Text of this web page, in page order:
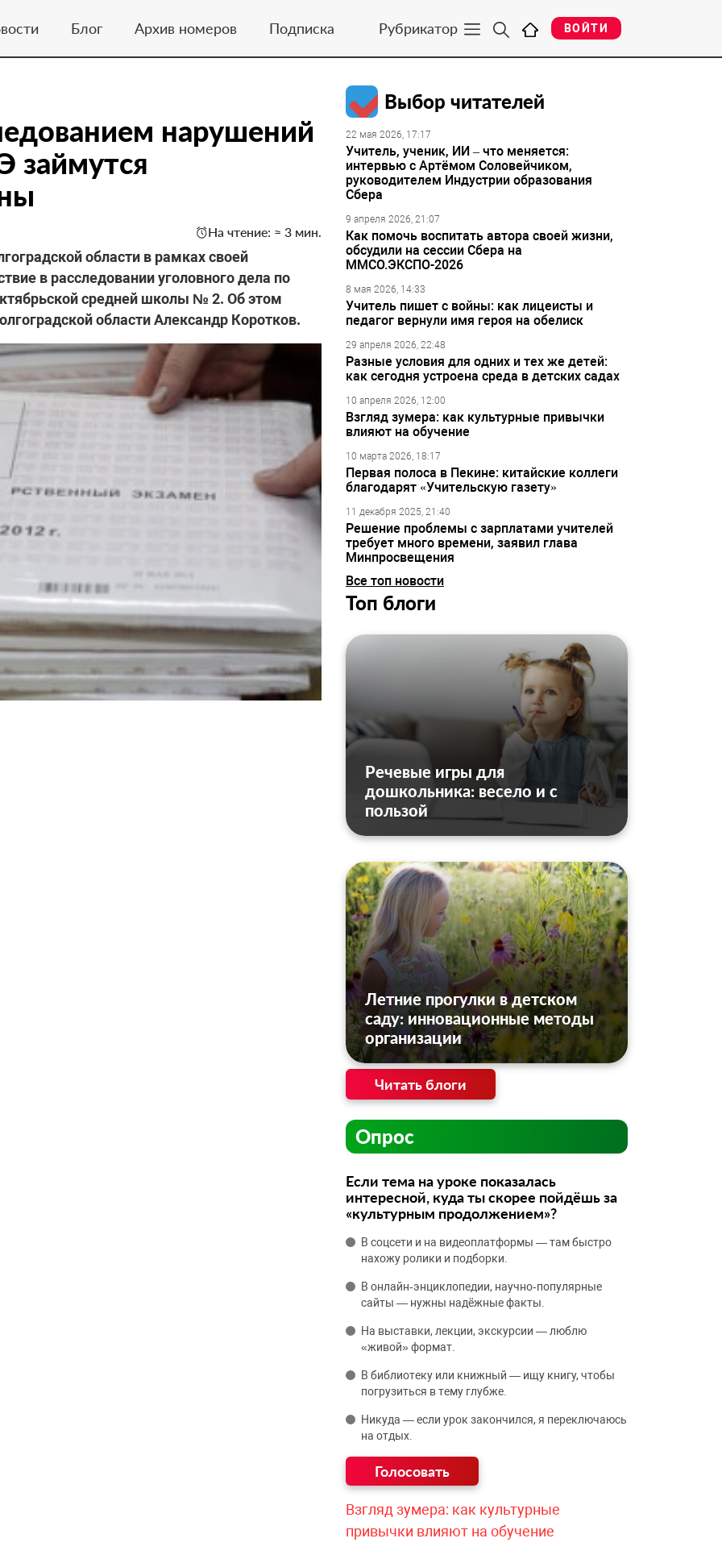
Блог Архив номеров Подписка Рубрикатор ВОЙТИ
нарушений
займутся
На чтение: ≈ 3 мин.
области в рамках своей
в расследовании уголовного дела по
средней школы № 2. Об этом
области Александр Коротков.
Выбор читателей
22 мая 2026, 17:17
Учитель, ученик, ИИ – что меняется:
интервью с Артёмом Соловейчиком,
руководителем Индустрии образования
Сбера
9 апреля 2026, 21:07
Как помочь воспитать автора своей жизни,
обсудили на сессии Сбера на
ММСО.ЭКСПО-2026
8 мая 2026, 14:33
Учитель пишет с войны: как лицеисты и
педагог вернули имя героя на обелиск
29 апреля 2026, 22:48
Разные условия для одних и тех же детей:
как сегодня устроена среда в детских садах
10 апреля 2026, 12:00
Взгляд зумера: как культурные привычки
влияют на обучение
10 марта 2026, 18:17
Первая полоса в Пекине: китайские коллеги
благодарят «Учительскую газету»
11 декабря 2025, 21:40
Решение проблемы с зарплатами учителей
требует много времени, заявил глава
Минпросвещения
Все топ новости
Топ блоги
Речевые игры для
дошкольника: весело и с
пользой
Летние прогулки в детском
саду: инновационные методы
организации
Читать блоги
Опрос
Если тема на уроке показалась
интересной, куда ты скорее пойдёшь за
«культурным продолжением»?
В соцсети и на видеоплатформы — там быстро
нахожу ролики и подборки.
В онлайн‑энциклопедии, научно‑популярные
сайты — нужны надёжные факты.
На выставки, лекции, экскурсии — люблю
«живой» формат.
В библиотеку или книжный — ищу книгу, чтобы
погрузиться в тему глубже.
Никуда — если урок закончился, я переключаюсь
на отдых.
Взгляд зумера: как культурные
привычки влияют на обучение